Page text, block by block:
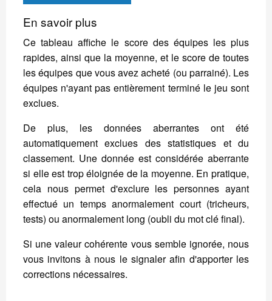
En savoir plus
Ce tableau affiche le score des équipes les plus
rapides, ainsi que la moyenne, et le score de toutes
les équipes que vous avez acheté (ou parrainé). Les
équipes n'ayant pas entièrement terminé le jeu sont
exclues.
De plus, les données aberrantes ont été
automatiquement exclues des statistiques et du
classement. Une donnée est considérée aberrante
si elle est trop éloignée de la moyenne. En pratique,
cela nous permet d'exclure les personnes ayant
effectué un temps anormalement court (tricheurs,
tests) ou anormalement long (oubli du mot clé final).
Si une valeur cohérente vous semble ignorée, nous
vous invitons à nous le signaler afin d'apporter les
corrections nécessaires.